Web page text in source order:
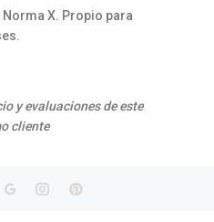
X. Propio para
y evaluaciones de este
cliente